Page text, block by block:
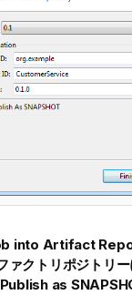
into Artifact
ァクトリポジトリ
as